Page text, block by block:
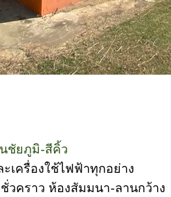
ชัยภูมิ-สีคิ้ว
เครื่องใช้ไฟฟ้าทุกอย่าง
วคราว ห้องสัมมนา-ลานกว้าง